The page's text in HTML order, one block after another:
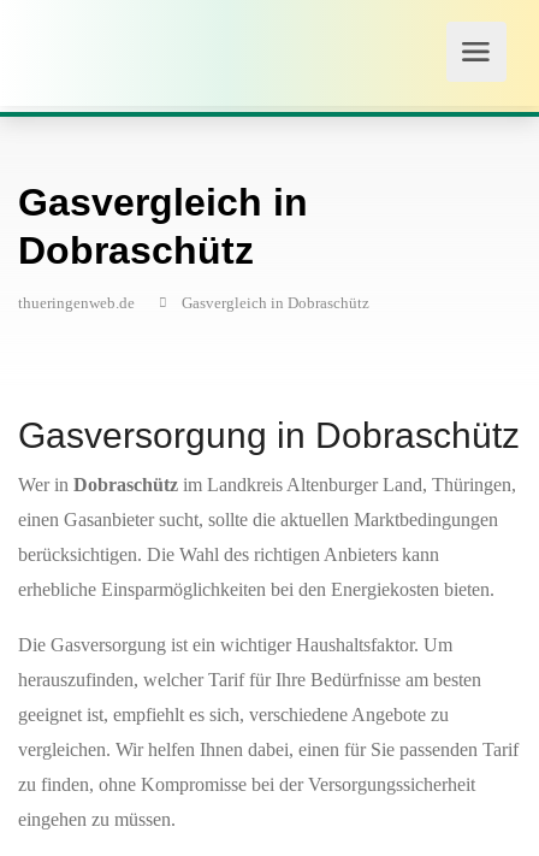
Gasvergleich in
Dobraschütz
thueringenweb.de Gasvergleich in Dobraschütz
Gasversorgung in Dobraschütz
Wer in Dobraschütz im Landkreis Altenburger Land, Thüringen,
einen Gasanbieter sucht, sollte die aktuellen Marktbedingungen
berücksichtigen. Die Wahl des richtigen Anbieters kann
erhebliche Einsparmöglichkeiten bei den Energiekosten bieten.
Die Gasversorgung ist ein wichtiger Haushaltsfaktor. Um
herauszufinden, welcher Tarif für Ihre Bedürfnisse am besten
geeignet ist, empfiehlt es sich, verschiedene Angebote zu
vergleichen. Wir helfen Ihnen dabei, einen für Sie passenden Tarif
zu finden, ohne Kompromisse bei der Versorgungssicherheit
eingehen zu müssen.